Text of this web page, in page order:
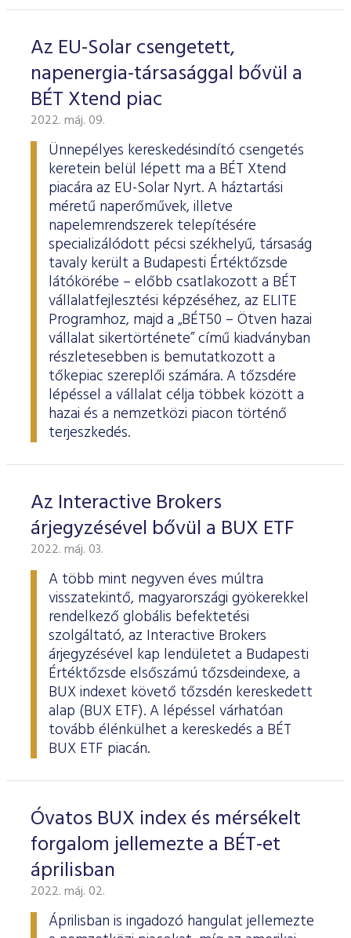
Az EU-Solar csengetett,
napenergia-társasággal bővül a
BÉT Xtend piac
2022. máj. 09.
Ünnepélyes kereskedésindító csengetés
keretein belül lépett ma a BÉT Xtend
piacára az EU-Solar Nyrt. A háztartási
méretű naperőművek, illetve
napelemrendszerek telepítésére
specializálódott pécsi székhelyű, társaság
tavaly került a Budapesti Értéktőzsde
látókörébe – előbb csatlakozott a BÉT
vállalatfejlesztési képzéséhez, az ELITE
Programhoz, majd a „BÉT50 – Ötven hazai
vállalat sikertörténete” című kiadványban
részletesebben is bemutatkozott a
tőkepiac szereplői számára. A tőzsdére
lépéssel a vállalat célja többek között a
hazai és a nemzetközi piacon történő
terjeszkedés.
Az Interactive Brokers
árjegyzésével bővül a BUX ETF
2022. máj. 03.
A több mint negyven éves múltra
visszatekintő, magyarországi gyökerekkel
rendelkező globális befektetési
szolgáltató, az Interactive Brokers
árjegyzésével kap lendületet a Budapesti
Értéktőzsde elsőszámú tőzsdeindexe, a
BUX indexet követő tőzsdén kereskedett
alap (BUX ETF). A lépéssel várhatóan
tovább élénkülhet a kereskedés a BÉT
BUX ETF piacán.
Óvatos BUX index és mérsékelt
forgalom jellemezte a BÉT-et
áprilisban
2022. máj. 02.
Áprilisban is ingadozó hangulat jellemezte